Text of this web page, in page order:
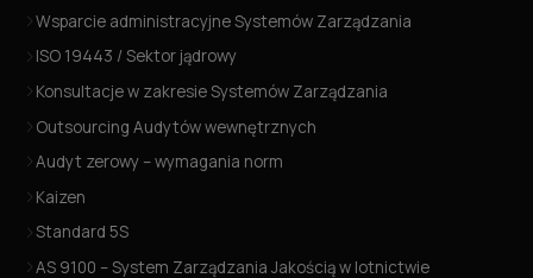
Wsparcie administracyjne Systemów Zarządzania
ISO 19443 / Sektor jądrowy
Konsultacje w zakresie Systemów Zarządzania
Outsourcing Audytów wewnętrznych
Audyt zerowy – wymagania norm
Kaizen
Standard 5S
AS 9100 – System Zarządzania Jakością w lotnictwie